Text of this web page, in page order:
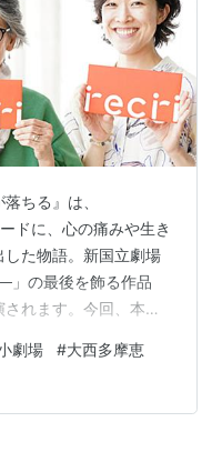
ちる』は、
ドに、心の痛みや生き
た物語。新国立劇場
」の最後を飾る作品
れます。今回、本作
は稽古が始まって2週
上がっている温かい
感情に向き合うお三
劇場 #大西多摩恵